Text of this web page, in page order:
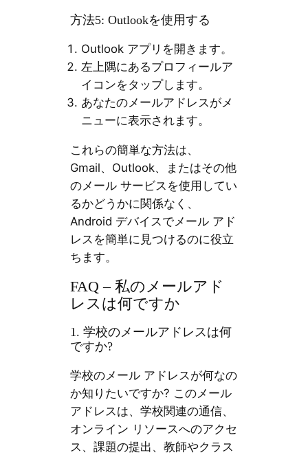
方法5: Outlookを使用する
Outlook アプリを開きます。
左上隅にあるプロフィールア
イコンをタップします。
あなたのメールアドレスがメ
ニューに表示されます。
これらの簡単な方法は、
Gmail、Outlook、またはその他
のメール サービスを使用してい
るかどうかに関係なく、
Android デバイスでメール アド
レスを簡単に見つけるのに役立
ちます。
FAQ – 私のメールアド
レスは何ですか
1. 学校のメールアドレスは何
ですか?
学校のメール アドレスが何なの
か知りたいですか? このメール
アドレスは、学校関連の通信、
オンライン リソースへのアクセ
ス、課題の提出、教師やクラス